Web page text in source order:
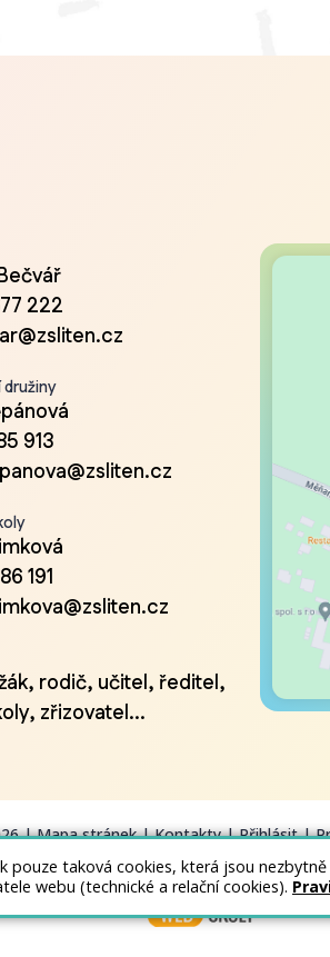
222
družiny
913
191
rodič, učitel, ředitel,
zřizovatel...
|Mapa stránek|Kontakty|Přihlásit|
pouze taková cookies, která jsou
webu (technické a relační cookies).